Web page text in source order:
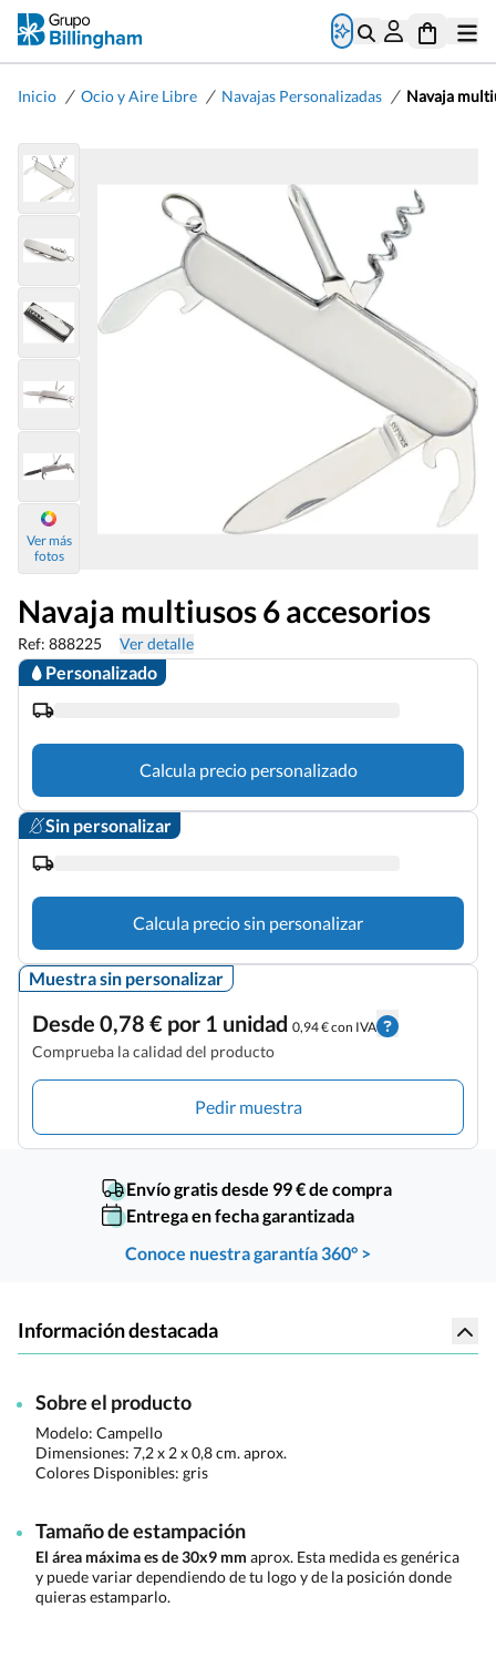
Inicio / Ocio y Aire Libre / Navajas Personalizadas / Navaja
Ver más
fotos
Navaja multiusos 6 accesorios
Ref: 888225 Ver detalle
Personalizado
Calcula precio personalizado
Sin personalizar
Calcula precio sin personalizar
Muestra sin personalizar
Desde 0,78 € por 1 unidad 0,94 € con IVA
Comprueba la calidad del producto
Pedir muestra
Envío gratis desde 99 € de compra
Entrega en fecha garantizada
Conoce nuestra garantía 360° >
Información destacada
Sobre el producto
Modelo: Campello
Dimensiones: 7,2 x 2 x 0,8 cm. aprox.
Colores Disponibles: gris
Tamaño de estampación
El área máxima es de 30x9 mm aprox. Esta medida es genérica
y puede variar dependiendo de tu logo y de la posición donde
quieras estamparlo.